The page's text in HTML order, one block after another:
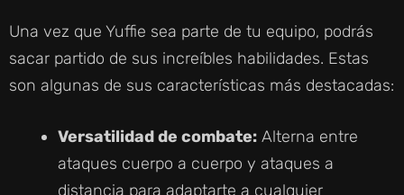
Una vez que Yuffie sea parte de tu equipo, podrás
sacar partido de sus increíbles habilidades. Estas
son algunas de sus características más destacadas:
Versatilidad de combate: Alterna entre
ataques cuerpo a cuerpo y ataques a
distancia para adaptarte a cualquier